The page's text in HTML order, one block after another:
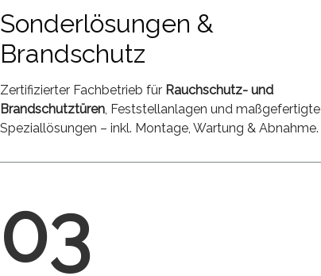
Sonderlösungen &
Brandschutz
Zertifizierter Fachbetrieb für Rauchschutz- und
Brandschutztüren, Feststellanlagen und maßgefertigte
Speziallösungen – inkl. Montage, Wartung & Abnahme.
03